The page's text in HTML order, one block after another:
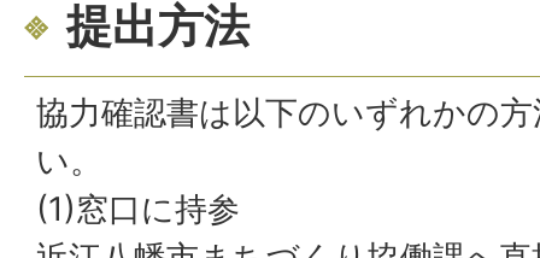
提出方法
協力確認書は以下のいずれかの
い。
(1)窓口に持参